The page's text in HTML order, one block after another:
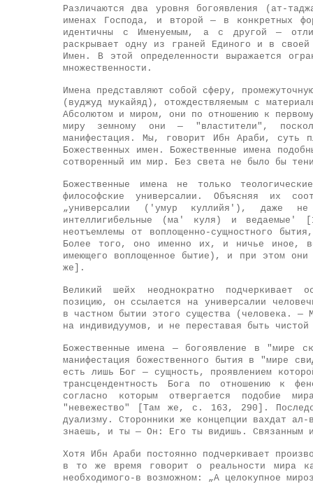
Различаются два уровня богоявления (ат-
именах Господа, и второй — в конкретных
идентичны с Именуемым, а с другой —
раскрывает одну из граней Единого и в своей
Имен. В этой определенности выражается
множественности.
Имена представляют собой сферу,
(вуджуд мукайяд), отождествляемым с
Абсолютом и миром, они по отношению к
миру земному они — "властители",
манифестация. Мы, говорит Ибн Араби, суть
Божественных имен. Божественные имена
сотворенный им мир. Без света не было бы
Божественные имена не только
философские универсалии. Объясняя их
„универсалии ('умур куллийя'), даже
интеллигибельные (ма' куля) и
неотъемлемы от воплощенно-сущностного
Более того, оно именно их, и ничье иное,
имеющего воплощенное бытие), и при этом
же].
Великий шейх неоднократно подчеркивает
позицию, он ссылается на универсалии
в частном бытии этого существа (человека.
на индивидуумов, и не переставая быть чистой
Божественные имена — богоявление в "мире
манифестация божественного бытия в "мире
есть лишь Бог — сущность, проявлением
трансцендентность Бога по отношению к
согласно которым отвергается подобие
"невежество" [Там же, с. 163, 290].
дуализму. Сторонники же концепции вахдат
знаешь, и ты — Он: Его ты видишь.
Хотя Ибн Араби постоянно подчеркивает
в то же время говорит о реальности мира
необходимого-в возможном: „А целокупное